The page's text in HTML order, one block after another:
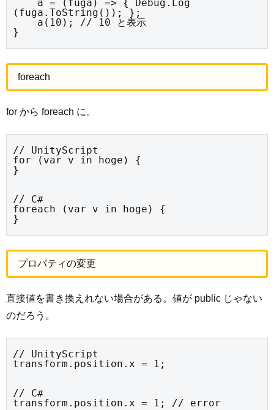
(fuga.ToString()); };
}
foreach
for から foreach に。
// UnityScript
for (var v in hoge) {
}
// C#
foreach (var v in hoge) {
}
プロパティの変更
直接値を書き換えれない場合がある。値が public じゃない
のだろう。
// UnityScript
transform.position.x = 1;
// C#
transform.position.x = 1; // error